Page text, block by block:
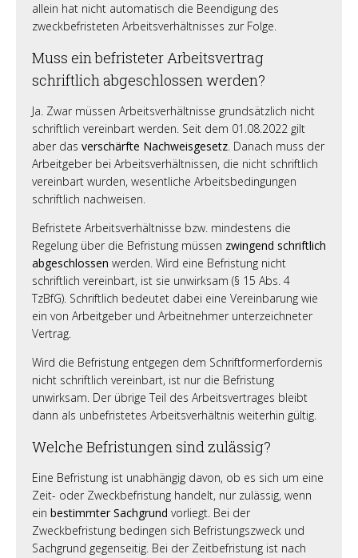
allein hat nicht automatisch die Beendigung des
zweckbefristeten Arbeitsverhältnisses zur Folge.
Muss ein befristeter Arbeitsvertrag
schriftlich abgeschlossen werden?
Ja. Zwar müssen Arbeitsverhältnisse grundsätzlich nicht
schriftlich vereinbart werden. Seit dem 01.08.2022 gilt
aber das verschärfte Nachweisgesetz. Danach muss der
Arbeitgeber bei Arbeitsverhältnissen, die nicht schriftlich
vereinbart wurden, wesentliche Arbeitsbedingungen
schriftlich nachweisen.
Befristete Arbeitsverhältnisse bzw. mindestens die
Regelung über die Befristung müssen zwingend schriftlich
abgeschlossen werden. Wird eine Befristung nicht
schriftlich vereinbart, ist sie unwirksam (§ 15 Abs. 4
TzBfG). Schriftlich bedeutet dabei eine Vereinbarung wie
ein von Arbeitgeber und Arbeitnehmer unterzeichneter
Vertrag.
Wird die Befristung entgegen dem Schriftformerfordernis
nicht schriftlich vereinbart, ist nur die Befristung
unwirksam. Der übrige Teil des Arbeitsvertrages bleibt
dann als unbefristetes Arbeitsverhältnis weiterhin gültig.
Welche Befristungen sind zulässig?
Eine Befristung ist unabhängig davon, ob es sich um eine
Zeit- oder Zweckbefristung handelt, nur zulässig, wenn
ein bestimmter Sachgrund vorliegt. Bei der
Zweckbefristung bedingen sich Befristungszweck und
Sachgrund gegenseitig. Bei der Zeitbefristung ist nach